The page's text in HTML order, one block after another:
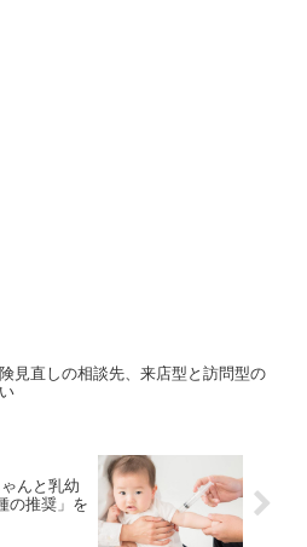
見直しの相談先、来店型と訪問型の
んと乳幼
の推奨」を